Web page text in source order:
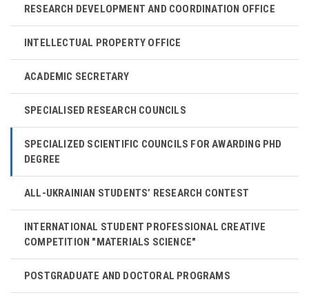
RESEARCH DEVELOPMENT AND COORDINATION OFFICE
INTELLECTUAL PROPERTY OFFICE
ACADEMIC SECRETARY
SPECIALISED RESEARCH COUNCILS
SPECIALIZED SCIENTIFIC COUNCILS FOR AWARDING PHD
DEGREE
ALL-UKRAINIAN STUDENTS’ RESEARCH CONTEST
INTERNATIONAL STUDENT PROFESSIONAL CREATIVE
COMPETITION "MATERIALS SCIENCE"
POSTGRADUATE AND DOCTORAL PROGRAMS